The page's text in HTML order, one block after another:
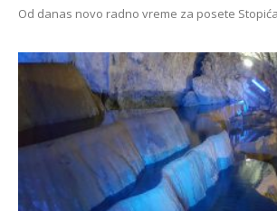
Od danas novo radno vreme za posete